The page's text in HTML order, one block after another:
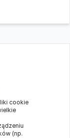
cookie
(np.